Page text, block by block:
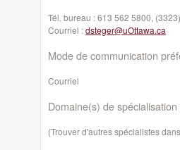
Tél. bureau :613 562 5800, (3323)
Courriel :dsteger@uOttawa.ca
Mode de communication
Courriel
Domaine(s) de spécialisation
(Trouver d'autres spécialistes